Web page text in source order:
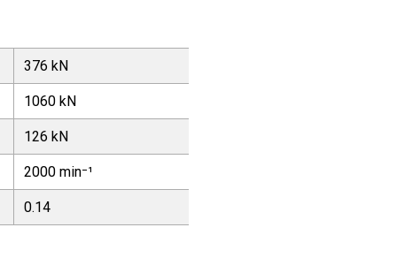
376 kN
1060 kN
126 kN
2000 min⁻¹
0.14